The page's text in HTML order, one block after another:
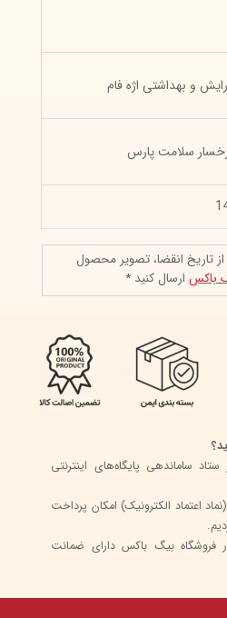
و بهداشتی اژه فام
سلامت پارس
تاریخ انقضا، تصویر محصول
باکسارسال کنید *
در ستاد ساماندهی پایگاه‌های اینترنتی
(نماد اعتماد الکترونیک) امکان پرداخت
فروشگاه بیگ باکس دارای ضمانت